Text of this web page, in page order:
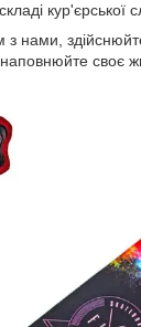
кур'єрської
нами,
своє